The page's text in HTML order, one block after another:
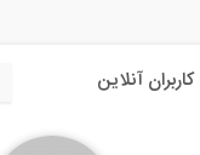
کاربران آنلاین